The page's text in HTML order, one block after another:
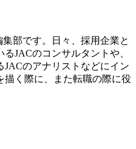
部です。日々、採用企業と
JACのコンサルタントや、
のアナリストなどにイン
描く際に、また転職の際に役